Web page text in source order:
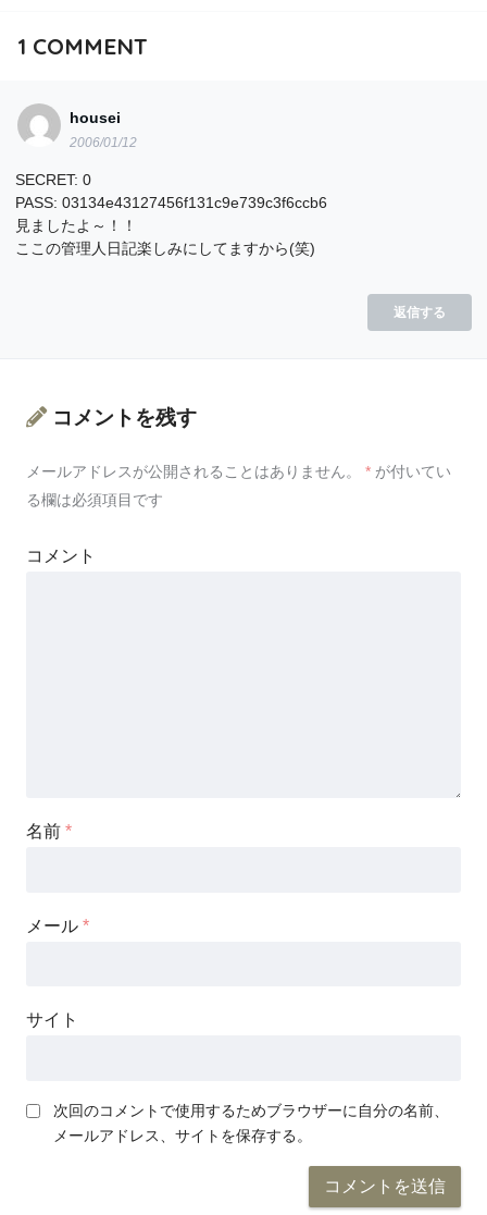
1 COMMENT
housei
2006/01/12
SECRET: 0
PASS: 03134e43127456f131c9e739c3f6ccb6
見ましたよ～！！
ここの管理人日記楽しみにしてますから(笑)
返信する
コメントを残す
メールアドレスが公開されることはありません。 * が付いてい
る欄は必須項目です
コメント
名前 *
メール *
サイト
次回のコメントで使用するためブラウザーに自分の名前、
メールアドレス、サイトを保存する。